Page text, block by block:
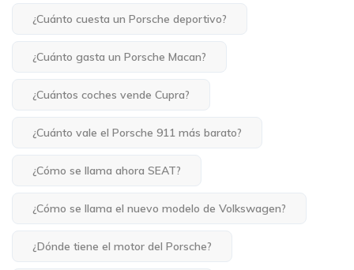
¿Cuánto cuesta un Porsche deportivo?
¿Cuánto gasta un Porsche Macan?
¿Cuántos coches vende Cupra?
¿Cuánto vale el Porsche 911 más barato?
¿Cómo se llama ahora SEAT?
¿Cómo se llama el nuevo modelo de Volkswagen?
¿Dónde tiene el motor del Porsche?